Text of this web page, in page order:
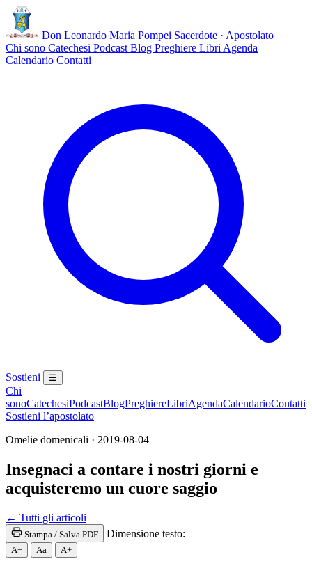
Don Leonardo Maria Pompei Sacerdote · Apostolato
Chi sono Catechesi Podcast Blog Preghiere Libri Agenda
Calendario Contatti
Sostieni ☰
Chi
sonoCatechesiPodcastBlogPreghiereLibriAgendaCalendarioContatti
Sostieni l’apostolato
Omelie domenicali · 2019-08-04
Insegnaci a contare i nostri giorni e
acquisteremo un cuore saggio
← Tutti gli articoli
Stampa / Salva PDF Dimensione testo:
A− Aa A+